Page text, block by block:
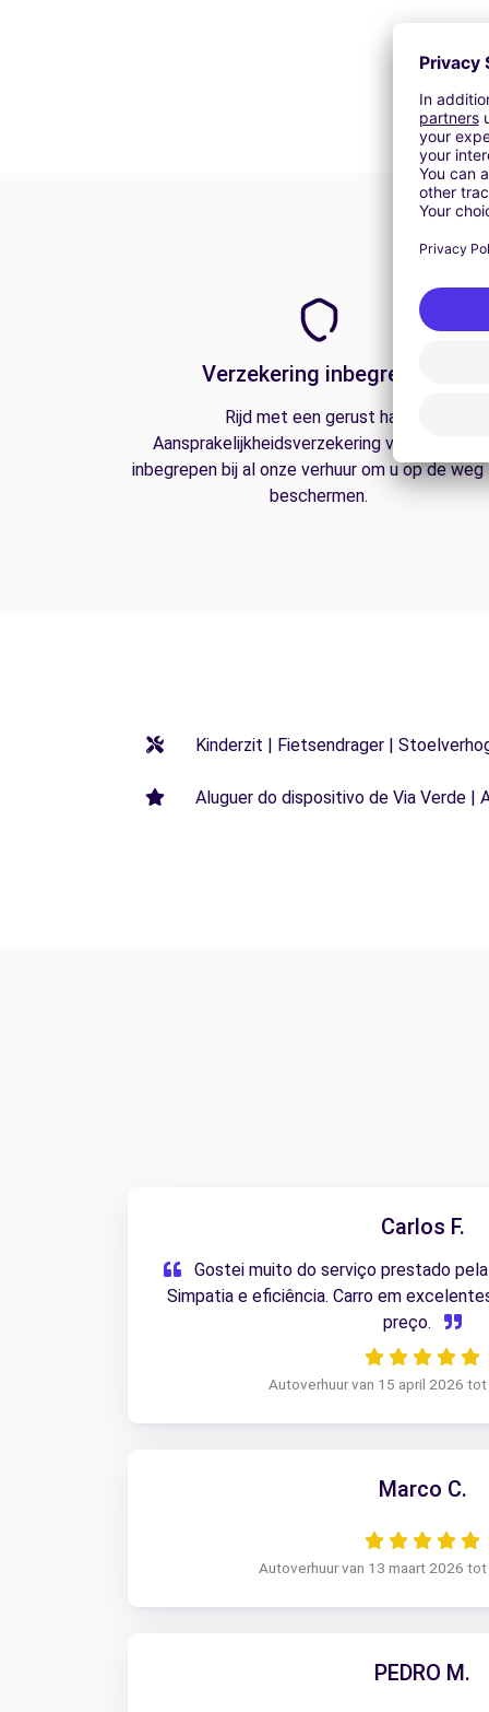
Verzekering inbegrepen
Rijd met een gerust hart.
Aansprakelijkheidsverzekering van derden is
inbegrepen bij al onze verhuur om u op de
beschermen.
Kinderzit | Fietsendrager |
Aluguer do dispositivo de Via Verde |
Carlos F.
Gostei muito do serviço prestado pela
Simpatia e eficiência. Carro em
preço.
Autoverhuur van 15 april 2026
Marco C.
Autoverhuur van 13 maart 2026
PEDRO M.